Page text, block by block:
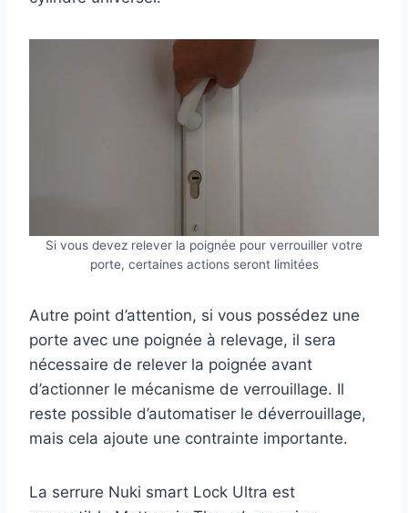
Si vous devez relever la poignée pour verrouiller votre
porte, certaines actions seront limitées
Autre point d’attention, si vous possédez une
porte avec une poignée à relevage, il sera
nécessaire de relever la poignée avant
d’actionner le mécanisme de verrouillage. Il
reste possible d’automatiser le déverrouillage,
mais cela ajoute une contrainte importante.
La serrure Nuki smart Lock Ultra est